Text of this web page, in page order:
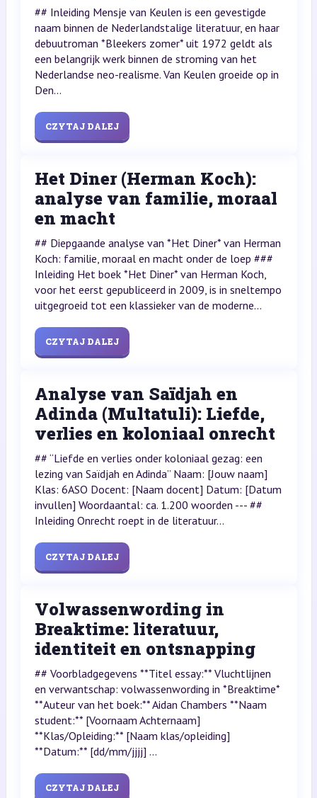
## Inleiding Mensje van Keulen is een gevestigde
naam binnen de Nederlandstalige literatuur, en haar
debuutroman *Bleekers zomer* uit 1972 geldt als
een belangrijk werk binnen de stroming van het
Nederlandse neo-realisme. Van Keulen groeide op in
Den...
CZYTAJ DALEJ
Het Diner (Herman Koch):
analyse van familie, moraal
en macht
## Diepgaande analyse van *Het Diner* van Herman
Koch: familie, moraal en macht onder de loep ###
Inleiding Het boek *Het Diner* van Herman Koch,
voor het eerst gepubliceerd in 2009, is in sneltempo
uitgegroeid tot een klassieker van de moderne...
CZYTAJ DALEJ
Analyse van Saïdjah en
Adinda (Multatuli): Liefde,
verlies en koloniaal onrecht
## “Liefde en verlies onder koloniaal gezag: een
lezing van Saïdjah en Adinda” Naam: [Jouw naam]
Klas: 6ASO Docent: [Naam docent] Datum: [Datum
invullen] Woordaantal: ca. 1.200 woorden --- ##
Inleiding Onrecht roept in de literatuur...
CZYTAJ DALEJ
Volwassenwording in
Breaktime: literatuur,
identiteit en ontsnapping
## Voorbladgegevens **Titel essay:** Vluchtlijnen
en verwantschap: volwassenwording in *Breaktime*
**Auteur van het boek:** Aidan Chambers **Naam
student:** [Voornaam Achternaam]
**Klas/Opleiding:** [Naam klas/opleiding]
**Datum:** [dd/mm/jjjj] ...
CZYTAJ DALEJ